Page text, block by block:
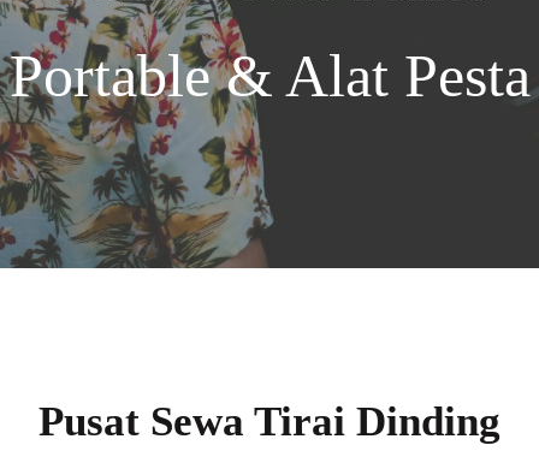
Portable & Alat Pesta
Pusat Sewa Tirai Dinding